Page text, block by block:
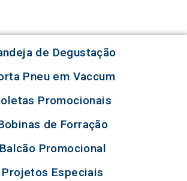
de Degustação
Pneu em Vaccum
Promocionais
de Forração
Balcão Promocional
Projetos Especiais